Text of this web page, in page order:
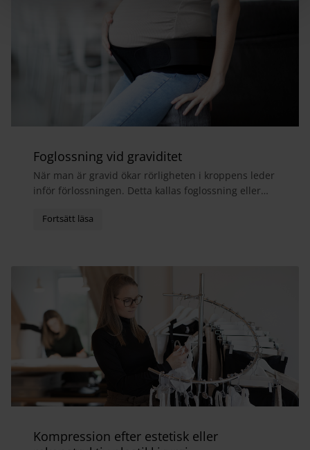
Foglossning vid graviditet
När man är gravid ökar rörligheten i kroppens leder
inför förlossningen. Detta kallas foglossning eller
Kompression efter estetisk eller